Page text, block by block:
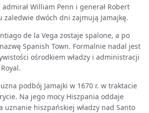
admirał William Penn i generał Robert
zaledwie dwóch dni zajmują Jamajkę.
de la Vega zostaje spalone, a po
Spanish Town. Formalnie nadal jest
ośrodkiem władzy i administracji
podbój Jamajki w 1670 r. w traktacie
Na jego mocy Hiszpania oddaje
uznanie hiszpańskiej władzy nad Santo